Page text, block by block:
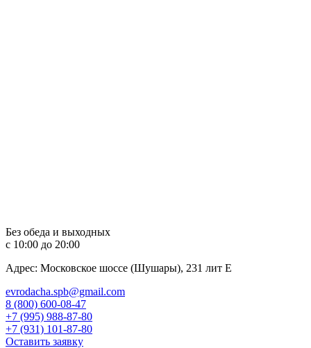
Без обеда и выходных
с 10:00 до 20:00
Адрес: Московское шоссе (Шушары), 231 лит Е
evrodacha.spb@gmail.com
8 (800) 600-08-47
+7 (995) 988-87-80
+7 (931) 101-87-80
Оставить заявку